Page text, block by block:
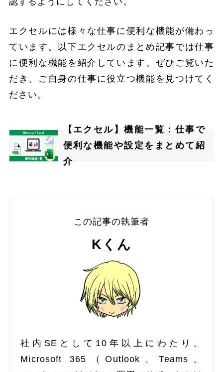
エクセルには様々な仕事に便利な機能が備わっ
ています。以下エクセルのまとめ記事では仕事
に便利な機能を紹介しています。ぜひご覧いた
だき、ご自身の仕事に役立つ機能を見つけてく
ださい。
【エクセル】機能一覧：仕事で
便利な機能や設定をまとめて紹
介
この記事の執筆者
Kくん
社内SEとして10年以上にわたり、
Microsoft 365（Outlook、Teams、